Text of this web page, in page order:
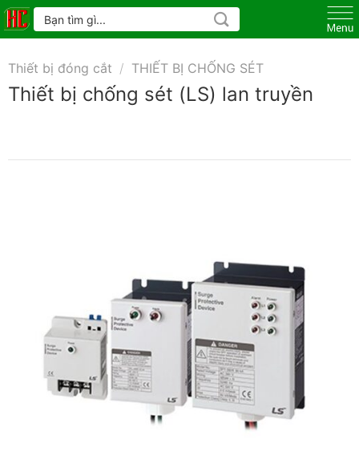
Skip
to
Tìm
kiếm:
Thiết bị đóng cắt / THIẾT BỊ CHỐNG SÉT
Thiết bị chống sét (LS) lan truyền